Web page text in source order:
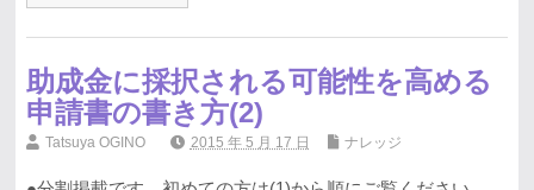
助成金に採択される可能性を高める
申請書の書き方(2)
Tatsuya OGINO 2015 年 5 月 17 日 ナレッジ